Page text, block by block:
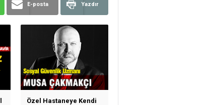
E-posta Yazdır
Özel Hastaneye Kendi